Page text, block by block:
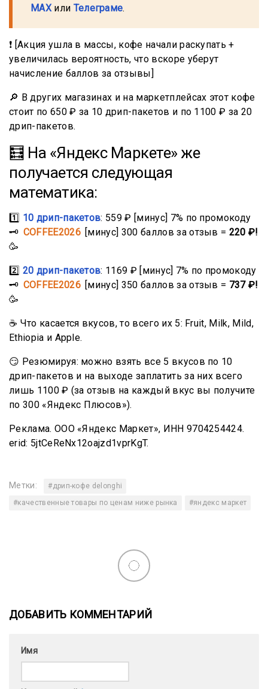
MAXили Телеграме.
❗ [Акция ушла в массы, кофе начали раскупать +
увеличилась вероятность, что вскоре уберут
начисление баллов за отзывы]
🔎 В других магазинах и на маркетплейсах этот кофе
стоит по 650 ₽ за 10 дрип-пакетов и по 1100 ₽ за 20
дрип-пакетов.
🧮 На «Яндекс Маркете» же
получается следующая
математика:
1️⃣ 10 дрип-пакетов: 559 ₽ [минус] 7% по промокоду
🗝 COFFEE2026 [минус] 300 баллов за отзыв = 220 ₽!
🥳
2️⃣ 20 дрип-пакетов: 1169 ₽ [минус] 7% по промокоду
🗝 COFFEE2026 [минус] 350 баллов за отзыв = 737 ₽!
🥳
☕ Что касается вкусов, то всего их 5: Fruit, Milk, Mild,
Ethiopia и Apple.
😏 Резюмируя: можно взять все 5 вкусов по 10
дрип-пакетов и на выходе заплатить за них всего
лишь 1100 ₽ (за отзыв на каждый вкус вы получите
по 300 «Яндекс Плюсов»).
Реклама. ООО «Яндекс Маркет», ИНН 9704254424.
erid: 5jtCeReNx12oajzd1vprKgT.
Метки:
#дрип-кофе delonghi
#качественные товары по ценам ниже рынка
#яндекс маркет
ДОБАВИТЬ КОММЕНТАРИЙ
Имя